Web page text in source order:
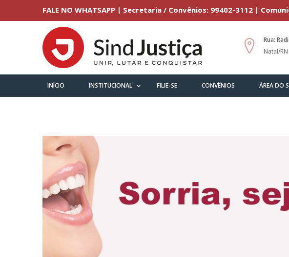
FALE NO WHATSAPP | Secretaria / Convênios: 99402-3112 |
Rua:
Natal/
INÍCIO INSTITUCIONAL FILIE-SE CONVÊNIOS ÁREA DO